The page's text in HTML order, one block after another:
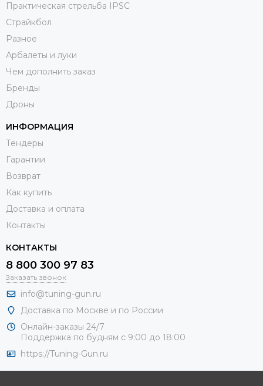
Практическая стрельба IPSC
Страйкбол
Разное
Арбалеты и луки
Чем дополнить заказ
Бренды
Дроны
ИНФОРМАЦИЯ
Тендеры
Гарантии
Возврат
Как купить
Доставка и оплата
Контакты
КОНТАКТЫ
8 800 300 97 83
Заказать звонок
info@tuning-gun.ru
Доставка по Москве и по России
Онлайн-заказы 24/7
Поддержка по будням с 9:00 до 18:00
https://Tuning-Gun.ru